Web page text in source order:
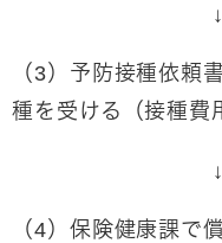
↓
（3）予防接種依頼
種を受ける（接種費
↓
（4）保険健康課で